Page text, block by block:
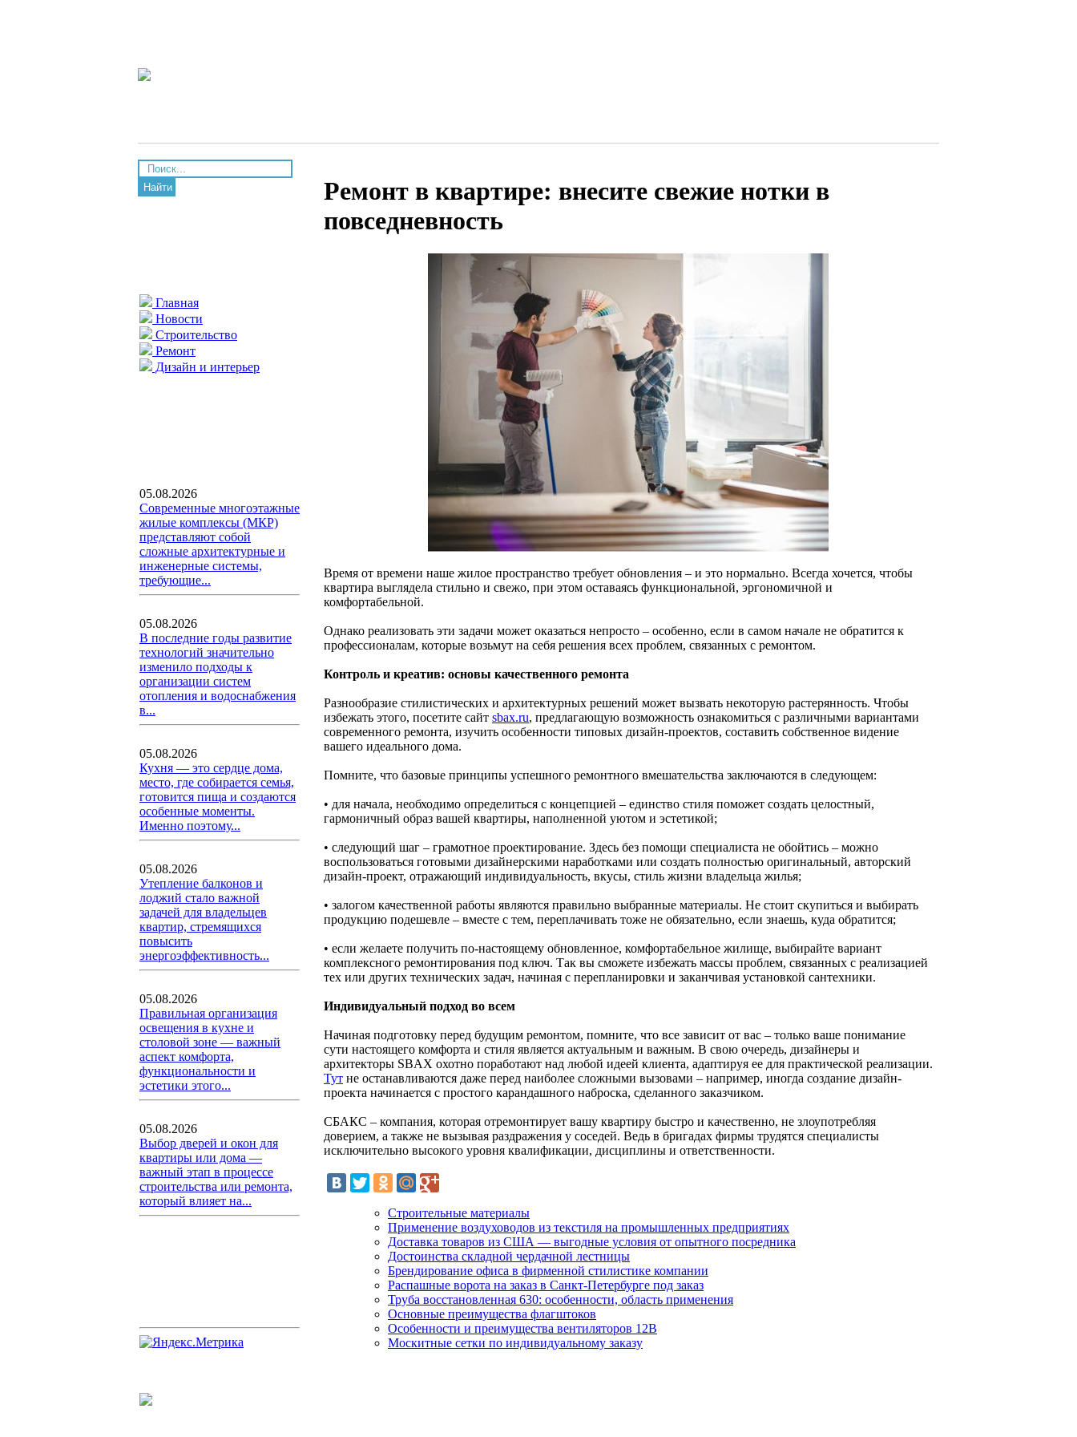
Найти
Главная
Новости
Строительство
Ремонт
Дизайн и интерьер
05.08.2026
Современные многоэтажные
жилые комплексы (МКР)
представляют собой
сложные архитектурные и
инженерные системы,
требующие...
05.08.2026
В последние годы развитие
технологий значительно
изменило подходы к
организации систем
отопления и водоснабжения
в...
05.08.2026
Кухня — это сердце дома,
место, где собирается семья,
готовится пища и создаются
особенные моменты.
Именно поэтому...
05.08.2026
Утепление балконов и
лоджий стало важной
задачей для владельцев
квартир, стремящихся
повысить
энергоэффективность...
05.08.2026
Правильная организация
освещения в кухне и
столовой зоне — важный
аспект комфорта,
функциональности и
эстетики этого...
05.08.2026
Выбор дверей и окон для
квартиры или дома —
важный этап в процессе
строительства или ремонта,
который влияет на...
Ремонт в квартире: внесите свежие нотки в
повседневность
Время от времени наше жилое пространство требует обновления – и это нормально. Всегда хочется, чтобы
квартира выглядела стильно и свежо, при этом оставаясь функциональной, эргономичной и
комфортабельной.
Однако реализовать эти задачи может оказаться непросто – особенно, если в самом начале не обратится к
профессионалам, которые возьмут на себя решения всех проблем, связанных с ремонтом.
Контроль и креатив: основы качественного ремонта
Разнообразие стилистических и архитектурных решений может вызвать некоторую растерянность. Чтобы
избежать этого, посетите сайт sbax.ru, предлагающую возможность ознакомиться с различными вариантами
современного ремонта, изучить особенности типовых дизайн-проектов, составить собственное видение
вашего идеального дома.
Помните, что базовые принципы успешного ремонтного вмешательства заключаются в следующем:
• для начала, необходимо определиться с концепцией – единство стиля поможет создать целостный,
гармоничный образ вашей квартиры, наполненной уютом и эстетикой;
• следующий шаг – грамотное проектирование. Здесь без помощи специалиста не обойтись – можно
воспользоваться готовыми дизайнерскими наработками или создать полностью оригинальный, авторский
дизайн-проект, отражающий индивидуальность, вкусы, стиль жизни владельца жилья;
• залогом качественной работы являются правильно выбранные материалы. Не стоит скупиться и выбирать
продукцию подешевле – вместе с тем, переплачивать тоже не обязательно, если знаешь, куда обратится;
• если желаете получить по-настоящему обновленное, комфортабельное жилище, выбирайте вариант
комплексного ремонтирования под ключ. Так вы сможете избежать массы проблем, связанных с реализацией
тех или других технических задач, начиная с перепланировки и заканчивая установкой сантехники.
Индивидуальный подход во всем
Начиная подготовку перед будущим ремонтом, помните, что все зависит от вас – только ваше понимание
сути настоящего комфорта и стиля является актуальным и важным. В свою очередь, дизайнеры и
архитекторы SBAX охотно поработают над любой идеей клиента, адаптируя ее для практической реализации.
Тут не останавливаются даже перед наиболее сложными вызовами – например, иногда создание дизайн-
проекта начинается с простого карандашного наброска, сделанного заказчиком.
СБАКС – компания, которая отремонтирует вашу квартиру быстро и качественно, не злоупотребляя
доверием, а также не вызывая раздражения у соседей. Ведь в бригадах фирмы трудятся специалисты
исключительно высокого уровня квалификации, дисциплины и ответственности.
Строительные материалы
Применение воздуховодов из текстиля на промышленных предприятиях
Доставка товаров из США — выгодные условия от опытного посредника
Достоинства складной чердачной лестницы
Брендирование офиса в фирменной стилистике компании
Распашные ворота на заказ в Санкт-Петербурге под заказ
Труба восстановленная 630: особенности, область применения
Основные преимущества флагштоков
Особенности и преимущества вентиляторов 12В
Москитные сетки по индивидуальному заказу